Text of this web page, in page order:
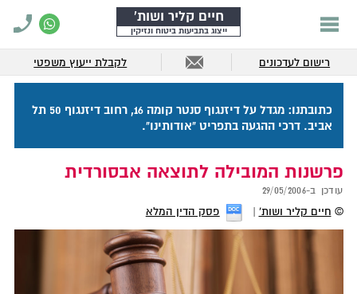
חיים קליר ושות'
ייצוג בתביעות ביטוח ונזיקין
רישום לעדכונים לקבלת ייעוץ משפטי
כתובתנו: מגדל על דיזנגוף סנטר קומה 16, רחוב דיזנגוף 50 תל
אביב. דרכי ההגעה בתפריט "אודותינו".
פרשנות המובילה לתוצאה אבסורדית
עודכן ב-29/05/2006
© חיים קליר ושות' פסק הדין המלא